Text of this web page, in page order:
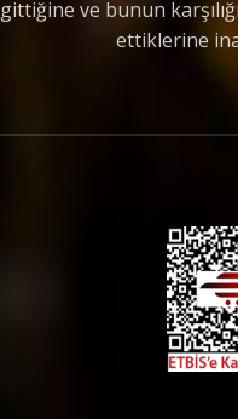
gittiğine ve bunun
ettiklerine